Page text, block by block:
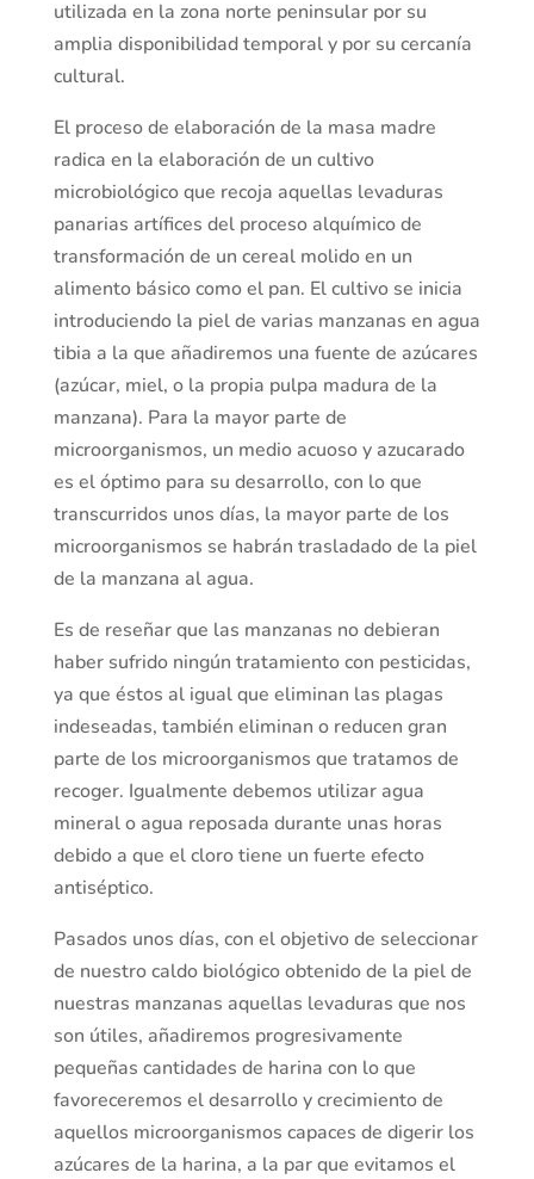
utilizada en la zona norte peninsular por su
amplia disponibilidad temporal y por su cercanía
cultural.
El proceso de elaboración de la masa madre
radica en la elaboración de un cultivo
microbiológico que recoja aquellas levaduras
panarias artífices del proceso alquímico de
transformación de un cereal molido en un
alimento básico como el pan. El cultivo se inicia
introduciendo la piel de varias manzanas en agua
tibia a la que añadiremos una fuente de azúcares
(azúcar, miel, o la propia pulpa madura de la
manzana). Para la mayor parte de
microorganismos, un medio acuoso y azucarado
es el óptimo para su desarrollo, con lo que
transcurridos unos días, la mayor parte de los
microorganismos se habrán trasladado de la piel
de la manzana al agua.
Es de reseñar que las manzanas no debieran
haber sufrido ningún tratamiento con pesticidas,
ya que éstos al igual que eliminan las plagas
indeseadas, también eliminan o reducen gran
parte de los microorganismos que tratamos de
recoger. Igualmente debemos utilizar agua
mineral o agua reposada durante unas horas
debido a que el cloro tiene un fuerte efecto
antiséptico.
Pasados unos días, con el objetivo de seleccionar
de nuestro caldo biológico obtenido de la piel de
nuestras manzanas aquellas levaduras que nos
son útiles, añadiremos progresivamente
pequeñas cantidades de harina con lo que
favoreceremos el desarrollo y crecimiento de
aquellos microorganismos capaces de digerir los
azúcares de la harina, a la par que evitamos el